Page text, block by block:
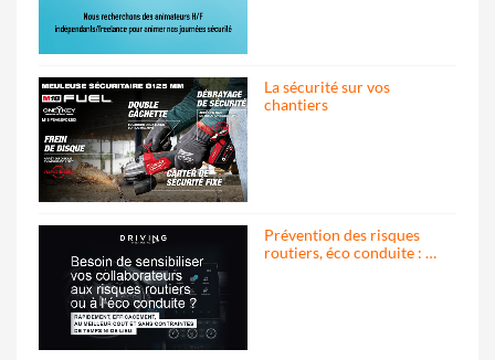
La sécurité sur vos
chantiers
Prévention des risques
routiers, éco conduite : …